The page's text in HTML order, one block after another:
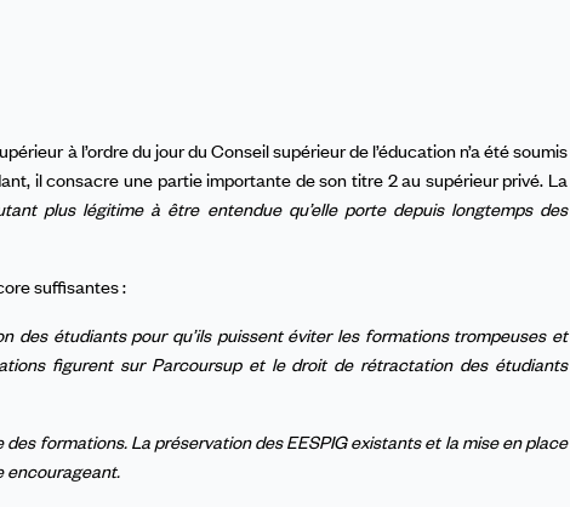
à l’ordre du jour du Conseil supérieur de l’éducation n’a été soumis
il consacre une partie importante de son titre 2 au supérieur privé. La
plus légitime à être entendue qu’elle porte depuis longtemps des
suffisantes :
des étudiants pour qu’ils puissent éviter les formations trompeuses et
figurent sur Parcoursup et le droit de rétractation des étudiants
formations. La préservation des EESPIG existants et la mise en place
encourageant.